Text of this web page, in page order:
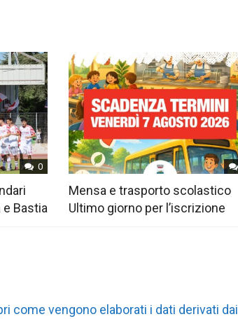
0
e Bastia
Mensa e trasporto scolastico
Ultimo giorno per l’iscrizione
come vengono elaborati i dati derivati dai